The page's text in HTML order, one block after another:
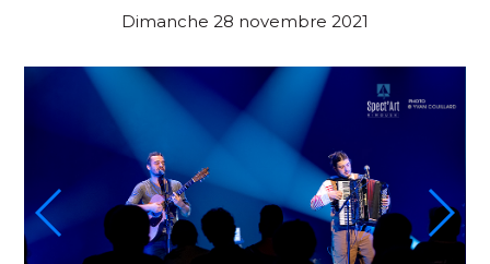
Dimanche 28 novembre 2021